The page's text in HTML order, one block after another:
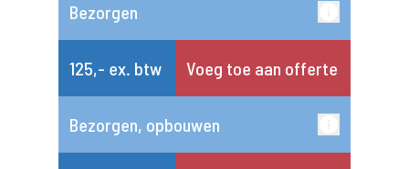
Bezorgen
125,- ex. btw Voeg toe aan offerte
Bezorgen, opbouwen